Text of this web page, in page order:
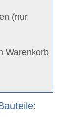
(nur
Warenkorb